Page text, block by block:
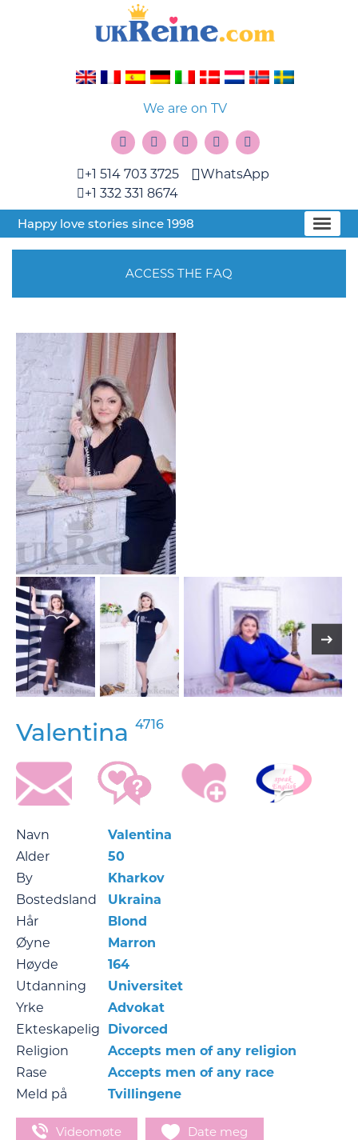
We are on TV
+1 514 703 3725
+1 332 331 8674
WhatsApp
Happy love stories since 1998
ACCESS THE FAQ
Valentina 4716
Navn
Valentina
Alder
50
By
Kharkov
Bostedsland
Ukraina
Hår
Blond
Øyne
Marron
Høyde
164
Utdanning
Universitet
Yrke
Advokat
Ekteskapelig
Divorced
Religion
Accepts men of any religion
Rase
Accepts men of any race
Meld på
Tvillingene
Videomøte Date meg